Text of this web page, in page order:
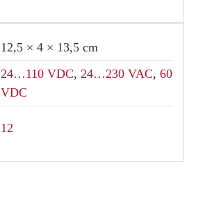
12,5 × 4 × 13,5 cm
24…110 VDC, 24…230 VAC, 60
VDC
12